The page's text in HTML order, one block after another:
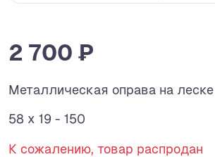
2 700 ₽
Металлическая оправа на леске
58 x 19 - 150
К сожалению, товар распродан